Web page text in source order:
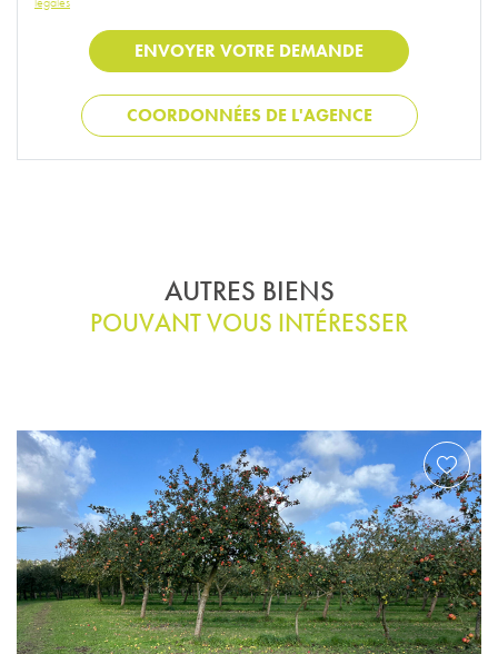
POUVANT VOUS INTÉRESSER
Exploitation maraîchère
Finistère (29)
Surface :8ha
Budget :
Reference2218EG
PreviousNext